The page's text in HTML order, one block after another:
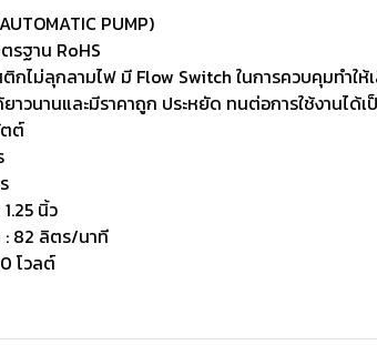
PUMP)
ฐาน RoHS
กไม่ลุกลามไฟ มี Flow Switch ในการควบคุมทำให้
ยาวนานและมีราคาถูก ประหยัด ทนต่อการใช้งานได้
ต์
นิ้ว
82 ลิตร/นาที
โวลต์